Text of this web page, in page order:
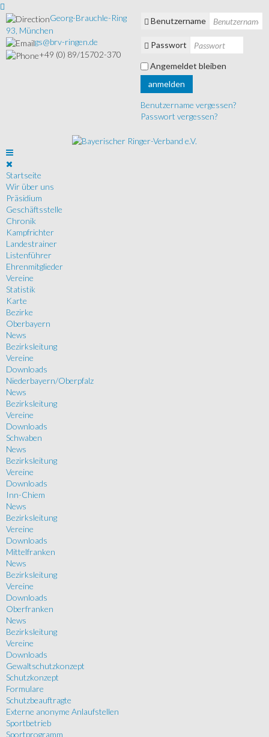
Georg-Brauchle-Ring
93, München
gs@brv-ringen.de
+49 (0) 89/15702-370
Benutzername
Passwort
Angemeldet bleiben
anmelden
Benutzername vergessen?
Passwort vergessen?
Startseite
Wir über uns
Präsidium
Geschäftsstelle
Chronik
Kampfrichter
Landestrainer
Listenführer
Ehrenmitglieder
Vereine
Statistik
Karte
Bezirke
Oberbayern
News
Bezirksleitung
Vereine
Downloads
Niederbayern/Oberpfalz
News
Bezirksleitung
Vereine
Downloads
Schwaben
News
Bezirksleitung
Vereine
Downloads
Inn-Chiem
News
Bezirksleitung
Vereine
Downloads
Mittelfranken
News
Bezirksleitung
Vereine
Downloads
Oberfranken
News
Bezirksleitung
Vereine
Downloads
Gewaltschutzkonzept
Schutzkonzept
Formulare
Schutzbeauftragte
Externe anonyme Anlaufstellen
Sportbetrieb
Sportprogramm